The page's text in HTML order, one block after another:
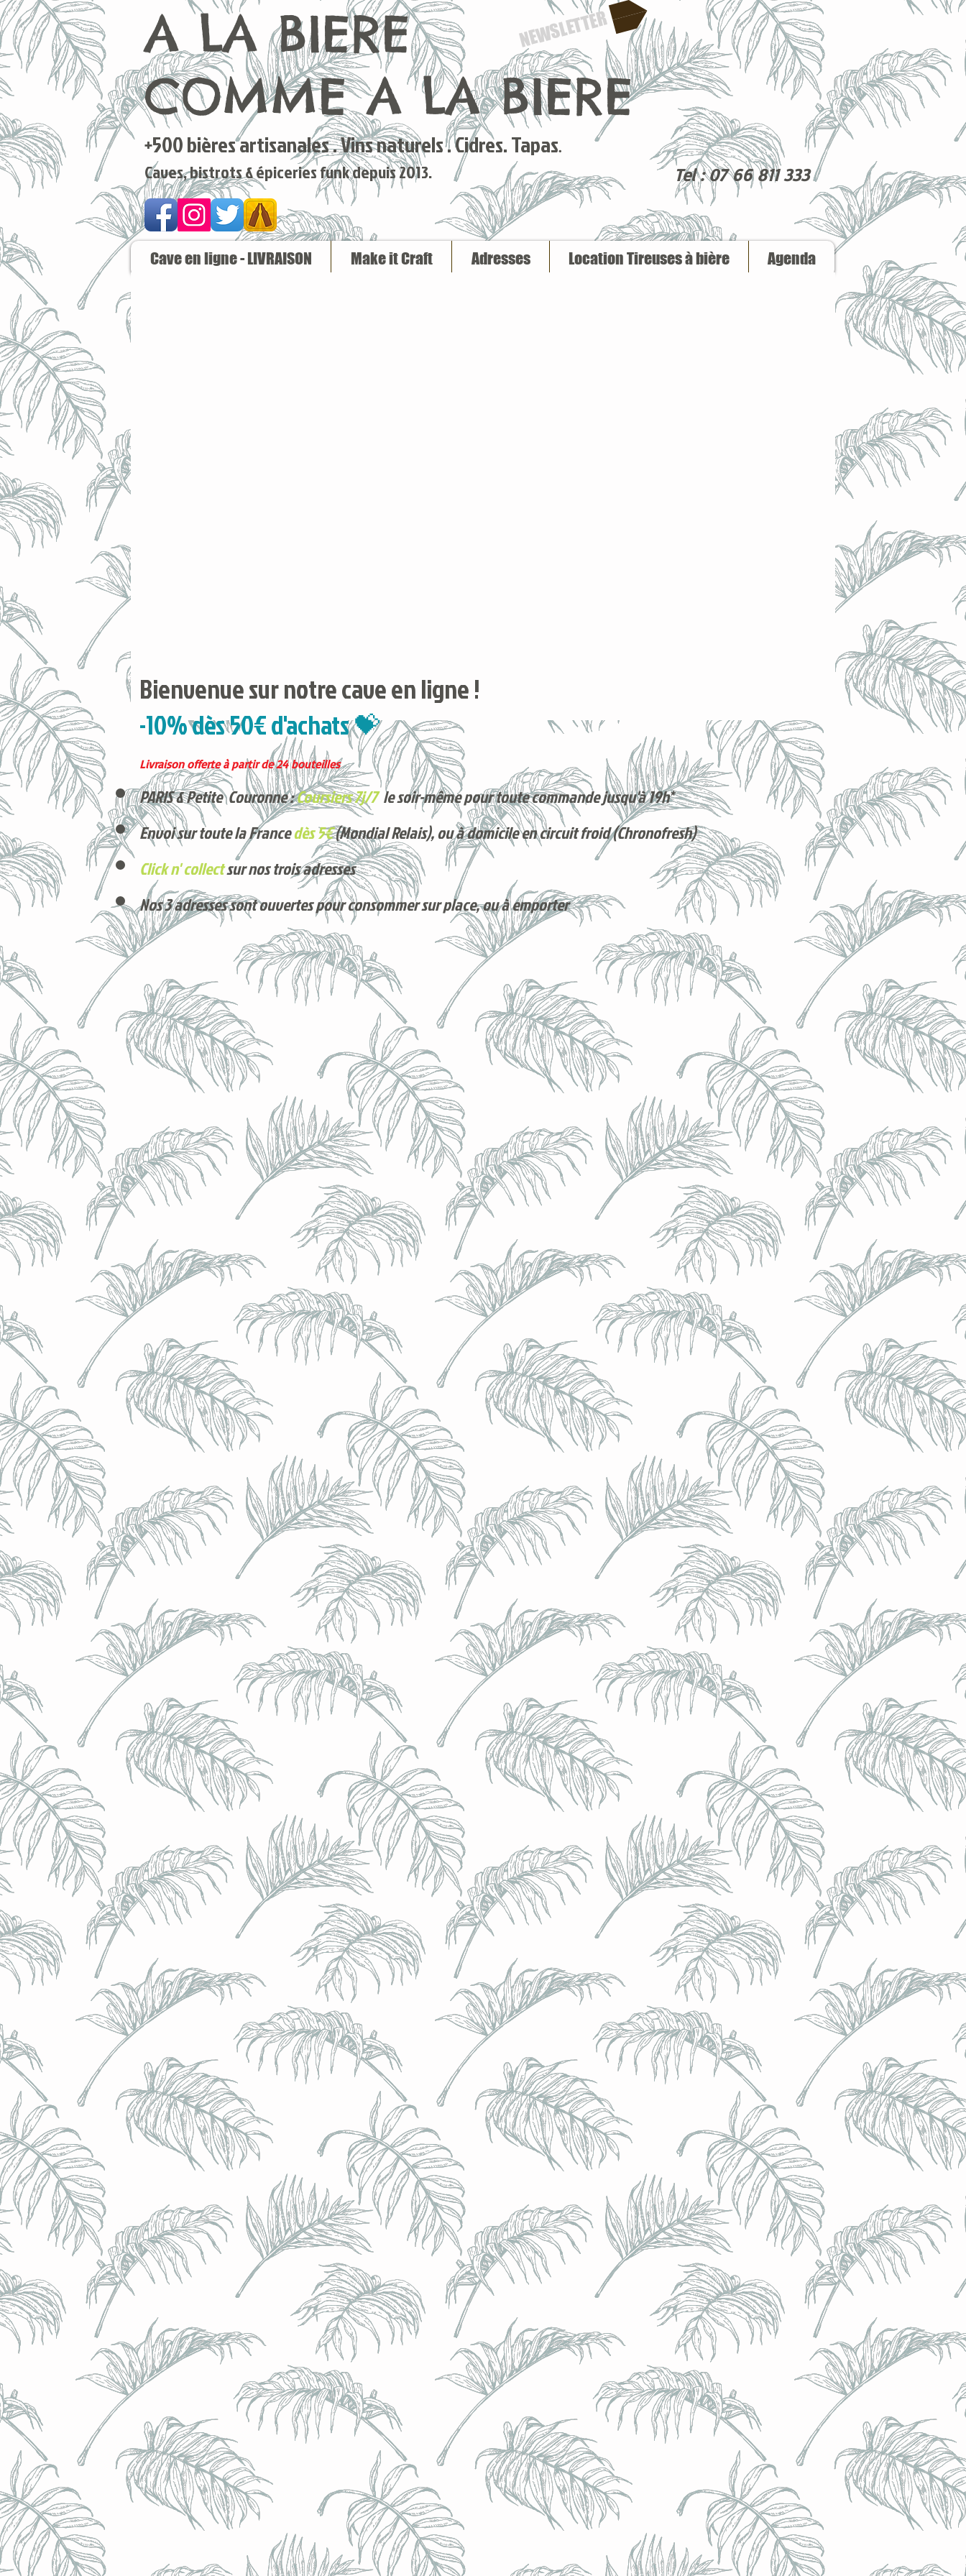
+500 bières artisanales . Vins naturels . Cidres. Tapas.
Caves, bistrots & épiceries funk depuis 2013.
A LA BIERE
COMME A LA BIERE
NEWSLETTER
Tel : 07 66 811 333
Cave en ligne - LIVRAISON Make it Craft Adresses Location Tireuses à bière Agenda
Bienvenue sur notre cave en ligne !
-10% dès 50€ d'achats 💝
Livraison offerte à partir de 24 bouteilles
PARIS & Petite Couronne :Coursiers 7j/7le soir-même pour toute commande jusqu'à 19h*
Envoi sur toute la Francedès 5€(Mondial Relais), ou à domicile en circuit froid (Chronofresh)
Click n' collectsur nos trois adresses
Nos 3 adresses sont ouvertes pour consommer sur place, ou à emporter
Voici nos derniers arrivages !
Produits phares
BRULO (UK) - King For A Day NEIPA - (Sans Alcool) - 0,5% - Canette 33cl
BRULO (UK) - King For A Day NEIPA - (Sans Alcool) - 0,5% - Canette 33cl
Achat immédiat